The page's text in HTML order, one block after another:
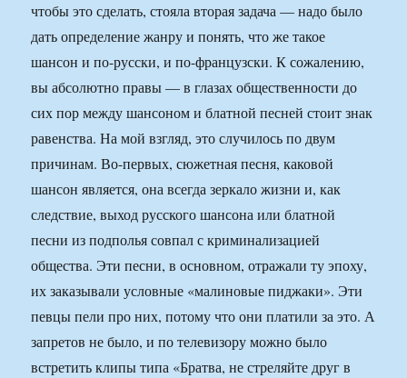
чтобы это сделать, стояла вторая задача — надо было
дать определение жанру и понять, что же такое
шансон и по-русски, и по-французски. К сожалению,
вы абсолютно правы — в глазах общественности до
сих пор между шансоном и блатной песней стоит знак
равенства. На мой взгляд, это случилось по двум
причинам. Во-первых, сюжетная песня, каковой
шансон является, она всегда зеркало жизни и, как
следствие, выход русского шансона или блатной
песни из подполья совпал с криминализацией
общества. Эти песни, в основном, отражали ту эпоху,
их заказывали условные «малиновые пиджаки». Эти
певцы пели про них, потому что они платили за это. А
запретов не было, и по телевизору можно было
встретить клипы типа «Братва, не стреляйте друг в